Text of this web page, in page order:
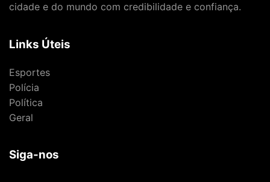
cidade e do mundo com credibilidade e confiança.
Links Úteis
Esportes
Polícia
Política
Geral
Siga-nos